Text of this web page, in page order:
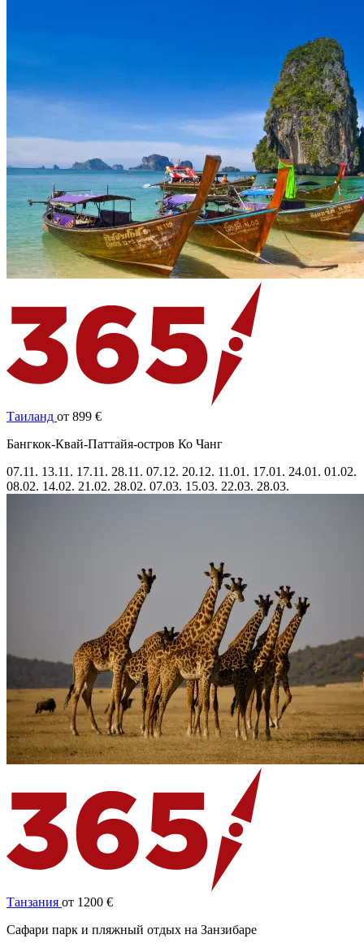
Таиланд от 899 €
Бангкок-Квай-Паттайя-остров Ко Чанг
07.11. 13.11. 17.11. 28.11. 07.12. 20.12. 11.01. 17.01. 24.01. 01.02.
08.02. 14.02. 21.02. 28.02. 07.03. 15.03. 22.03. 28.03.
Танзания от 1200 €
Cафари парк и пляжный отдых на Занзибаре